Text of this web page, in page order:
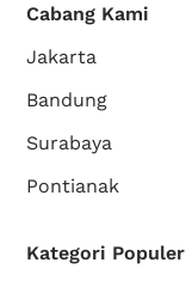
Cabang Kami
Jakarta
Bandung
Surabaya
Pontianak
Kategori Populer